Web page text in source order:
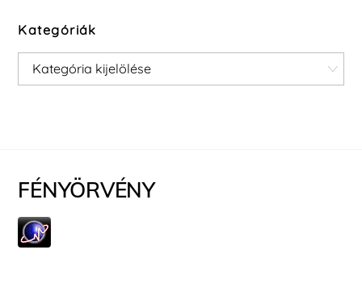
Kategóriák
Kategóriák
FÉNYÖRVÉNY